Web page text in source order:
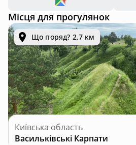
Місця для прогулянок
Що поряд? 2.7 км
Київська область
Васильківські Карпати